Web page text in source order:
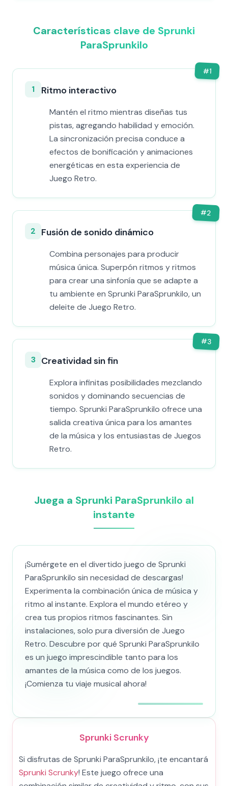
Características clave de Sprunki
ParaSprunkilo
#1
1 Ritmo interactivo
Mantén el ritmo mientras diseñas tus
pistas, agregando habilidad y emoción.
La sincronización precisa conduce a
efectos de bonificación y animaciones
energéticas en esta experiencia de
Juego Retro.
#2
2 Fusión de sonido dinámico
Combina personajes para producir
música única. Superpón ritmos y ritmos
para crear una sinfonía que se adapte a
tu ambiente en Sprunki ParaSprunkilo, un
deleite de Juego Retro.
#3
3 Creatividad sin fin
Explora infinitas posibilidades mezclando
sonidos y dominando secuencias de
tiempo. Sprunki ParaSprunkilo ofrece una
salida creativa única para los amantes
de la música y los entusiastas de Juegos
Retro.
Juega a Sprunki ParaSprunkilo al
instante
¡Sumérgete en el divertido juego de Sprunki
ParaSprunkilo sin necesidad de descargas!
Experimenta la combinación única de música y
ritmo al instante. Explora el mundo etéreo y
crea tus propios ritmos fascinantes. Sin
instalaciones, solo pura diversión de Juego
Retro. Descubre por qué Sprunki ParaSprunkilo
es un juego imprescindible tanto para los
amantes de la música como de los juegos.
¡Comienza tu viaje musical ahora!
Sprunki Scrunky
Si disfrutas de Sprunki ParaSprunkilo, ¡te encantará
Sprunki Scrunky! Este juego ofrece una